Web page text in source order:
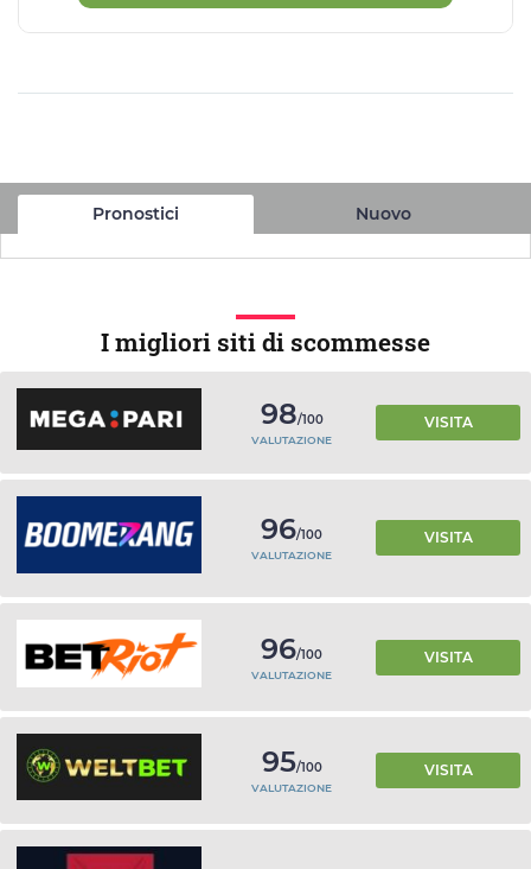
Pronostici Nuovo
I migliori siti di scommesse
98/100
VALUTAZIONE
VISITA
96/100
VALUTAZIONE
VISITA
96/100
VALUTAZIONE
VISITA
95/100
VALUTAZIONE
VISITA